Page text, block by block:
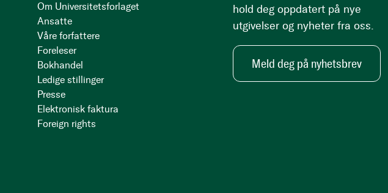
Om Universitetsforlaget
Ansatte
Våre forfattere
Foreleser
Bokhandel
Ledige stillinger
Presse
Elektronisk faktura
Foreign rights
hold deg oppdatert på nye
utgivelser og nyheter fra oss.
Meld deg på nyhetsbrev